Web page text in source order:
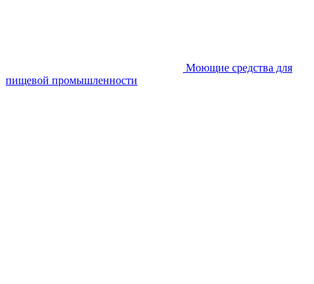
Моющие средства для
пищевой промышленности